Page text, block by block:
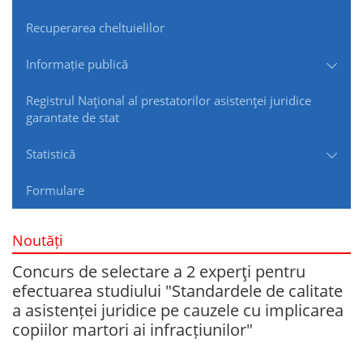
Recuperarea cheltuielilor
Informație publică
Registrul Naţional al prestatorilor asistenţei juridice
garantate de stat
Statistică
Formulare
Noutăți
Concurs de selectare a 2 experţi pentru
efectuarea studiului "Standardele de calitate
a asistenței juridice pe cauzele cu implicarea
copiilor martori ai infracțiunilor"